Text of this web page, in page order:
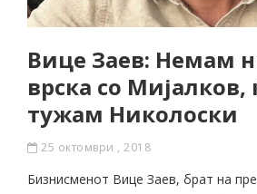
Вице Заев: Немам
врска со Мијалков,
тужам Николоски
25 октомври , 2018
Бизнисменот Вице Заев, брат на